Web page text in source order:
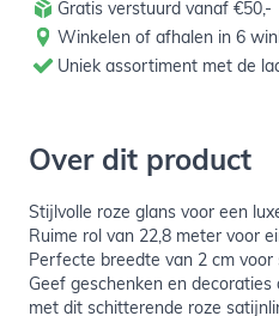
Gratis verstuurd vanaf €50,-
Winkelen of afhalen in 6
Uniek assortiment met de
Over dit product
Stijlvolle roze glans voor een
Ruime rol van 22,8 meter voor
Perfecte breedte van 2 cm voor
Geef geschenken en
met dit schitterende roze